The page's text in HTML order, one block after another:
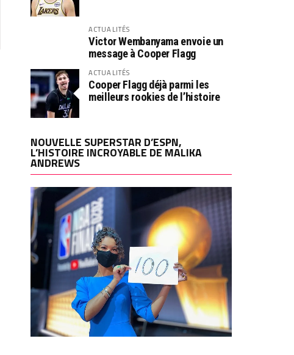
ACTUALITÉS
Victor Wembanyama envoie un
message à Cooper Flagg
ACTUALITÉS
Cooper Flagg déjà parmi les
meilleurs rookies de l’histoire
NOUVELLE SUPERSTAR D’ESPN,
L’HISTOIRE INCROYABLE DE MALIKA
ANDREWS